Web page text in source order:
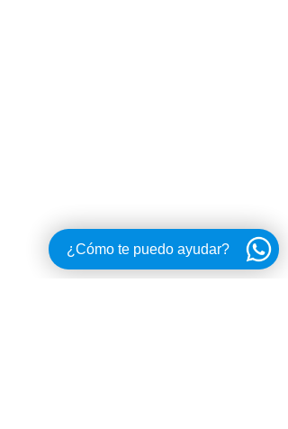
¿Cómo te puedo ayudar?